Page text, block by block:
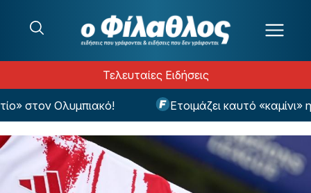
Τελευταίες Ειδήσεις
στον Ολυμπιακό! Ετοιμάζει καυτό «καμίνι» η